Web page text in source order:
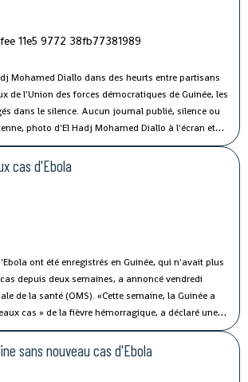
Mohamed Diallo dans des heurts entre partisans
de l'Union des forces démocratiques de Guinée, les
dans le silence. Aucun journal publié, silence ou
photo d'El Hadj Mohamed Diallo à l'écran et
de sites d'information: mardi en Guinée, les médias
de «journée sans presse» en mémoire de ce
cas d'Ebola
ont été enregistrés en Guinée, qui n'avait plus
depuis deux semaines, a annoncé vendredi
de la santé (OMS). «Cette semaine, la Guinée a
cas » de la fièvre hémorragique, a déclaré une
Margaret Harris, lors d'un point de presse à Genève.
sans nouveau cas d'Ebola